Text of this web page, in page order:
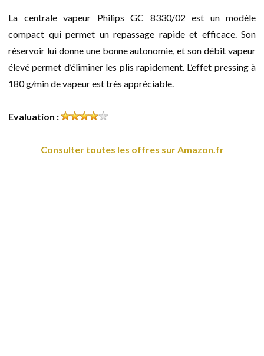
La centrale vapeur Philips GC 8330/02 est un modèle
compact qui permet un repassage rapide et efficace. Son
réservoir lui donne une bonne autonomie, et son débit vapeur
élevé permet d’éliminer les plis rapidement. L’effet pressing à
180 g/min de vapeur est très appréciable.
Evaluation :
Consulter toutes les offres sur Amazon.fr